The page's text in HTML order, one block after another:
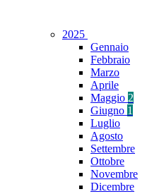
2025
Gennaio
Febbraio
Marzo
Aprile
Maggio 2
Giugno 1
Luglio
Agosto
Settembre
Ottobre
Novembre
Dicembre